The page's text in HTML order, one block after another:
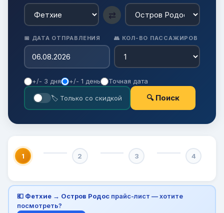
⇄
📅 ДАТА ОТПРАВЛЕНИЯ 👥 КОЛ-ВО ПАССАЖИРОВ
+/- 3 дня +/- 1 день Точная дата
🏷 Только со скидкой 🔍 Поиск
1 2 3 4
💶 Фетхие → Остров Родоспрайс-лист — хотите
посмотреть?